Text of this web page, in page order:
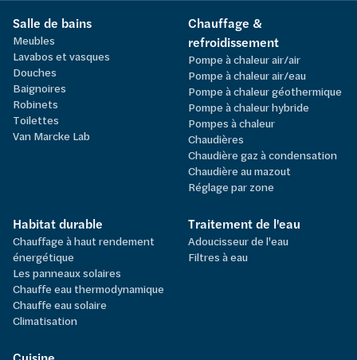
Salle de bains
Meubles
Lavabos et vasques
Douches
Baignoires
Robinets
Toilettes
Van Marcke Lab
Chauffage &
refroidissement
Pompe à chaleur air/air
Pompe à chaleur air/eau
Pompe à chaleur géothermique
Pompe à chaleur hybride
Pompes à chaleur
Chaudières
Chaudière gaz à condensation
Chaudière au mazout
Réglage par zone
Habitat durable
Chauffage à haut rendement
énergétique
Les panneaux solaires
Chauffe eau thermodynamique
Chauffe eau solaire
Climatisation
Traitement de l'eau
Adoucisseur de l'eau
Filtres à eau